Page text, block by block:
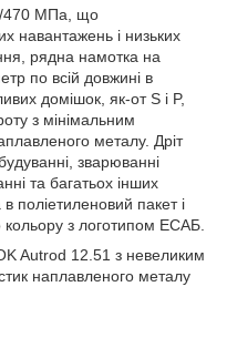
470 МПа, що
навантажень і низьких
рядна намотка на
по всій довжині в
домішок, як-от S і P,
з мінімальним
металу. Дріт
зварюванні
та багатьох інших
поліетиленовий пакет і
кольору з логотипом ЕСАБ.
Autrod 12.51 з невеликим
наплавленого металу